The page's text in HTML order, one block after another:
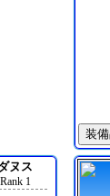
装
ヌス
1